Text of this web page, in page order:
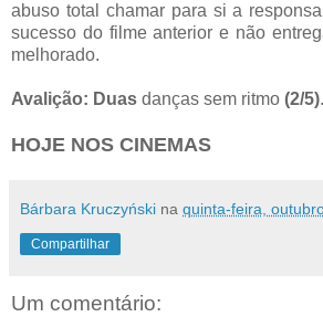
abuso total chamar para si a
sucesso do filme anterior e não
melhorado.
Avalição: Duas danças sem ritmo (2/5).
HOJE NOS CINEMAS
Bárbara Kruczyński na quinta-feira,
Compartilhar
Um comentário: